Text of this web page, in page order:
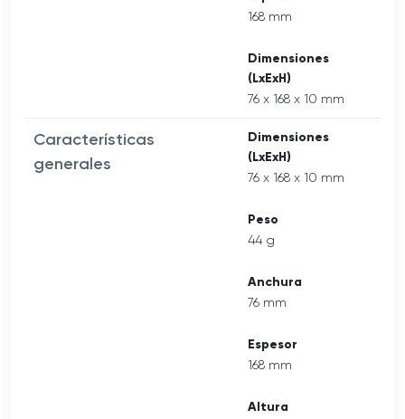
168 mm
Dimensiones
(LxExH)
76 x 168 x 10 mm
Características
generales
Dimensiones
(LxExH)
76 x 168 x 10 mm
Peso
44 g
Anchura
76 mm
Espesor
168 mm
Altura